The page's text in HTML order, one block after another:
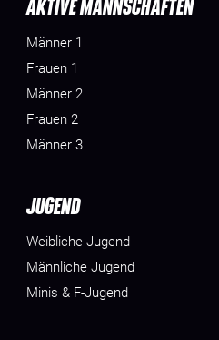
AKTIVE MANNSCHAFTEN
Männer 1
Frauen 1
Männer 2
Frauen 2
Männer 3
JUGEND
Weibliche Jugend
Männliche Jugend
Minis & F-Jugend